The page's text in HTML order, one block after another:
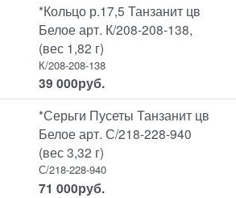
*Кольцо р.17,5 Танзанит цв
Белое арт. К/208-208-138,
(вес 1,82 г)
К/208-208-138
39 000руб.
*Серьги Пусеты Танзанит цв
Белое арт. С/218-228-940
(вес 3,32 г)
С/218-228-940
71 000руб.